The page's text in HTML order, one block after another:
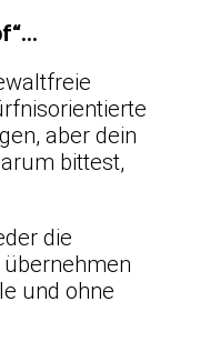
aber dein
bittest,
die
und ohne